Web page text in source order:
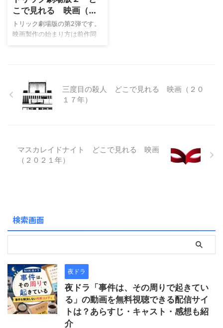
様に、史実を織り交ぜて始ま
ります。マジックは「脱出」
です。なので、作品の主題は
「脱出」です。 映画の脚本 こ
は、こちらを参考にしてくだ
さい⇒トリック劇場版 どこで
見 ...
そろい踏みです。 映画キャス
こで見れる 映画（２
００６年）
トリック劇場版の第2弾です。
映画製作の始まり方は前作同
様に、史実を織り交ぜて始ま
のような本当の話から始ま
り、物語は本当のような嘘で
終わるのが定番でしょうか？
頭の「美女瞬間移動」の下り
は、今では依頼できないでし
る ...
三度目の殺人 どこで見れる 映画（２０
１７年）
マスカレイドナイト どこで見れる 映画
（２０２１年）
検索画面
夜ドラ
夜ドラ「事件は、その周りで起きてい
る」の動画を無料視聴できる配信サイ
トは？あらすじ・キャスト・感想も紹
介